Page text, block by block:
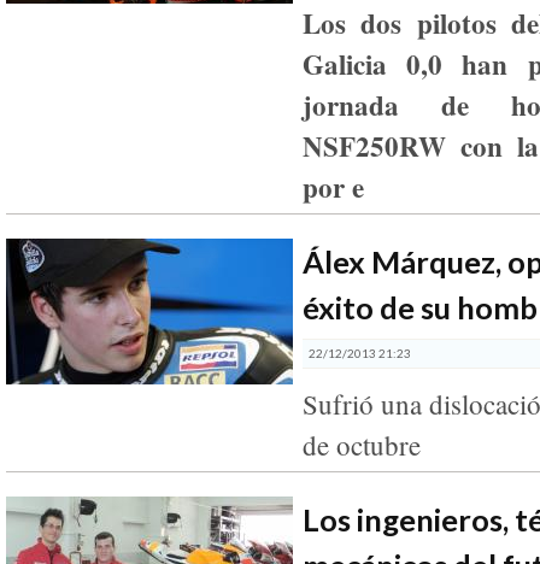
Los dos pilotos
Galicia 0,0 han
jornada de
NSF250RW con
por e
Álex Márquez,
éxito de su
22/12/2013 21:23
Sufrió una
de octubre
Los ingenieros,